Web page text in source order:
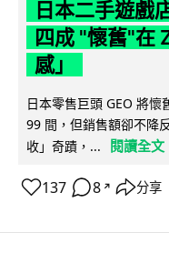
日本二手遊戲
四成 "懷舊"在
感」
日本零售巨頭 GEO 將
99 間，但銷售額卻不降
收」奇蹟，...
閱讀全文
137 8 ↗ 分享